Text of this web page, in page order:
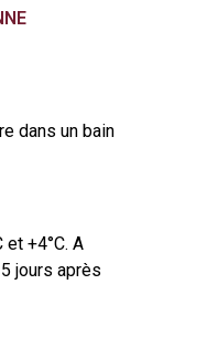
dans un bain
et +4°C. A
jours après